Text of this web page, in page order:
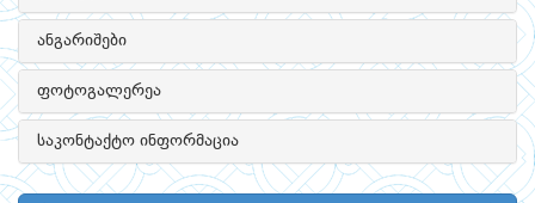
ანგარიშები
ფოტოგალერეა
საკონტაქტო ინფორმაცია